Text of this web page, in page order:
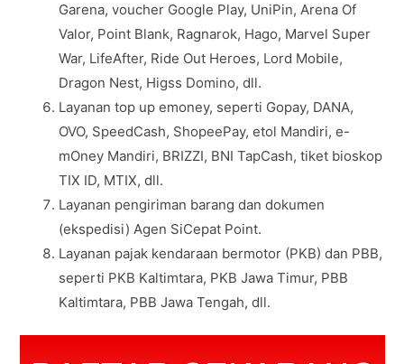
Garena, voucher Google Play, UniPin, Arena Of
Valor, Point Blank, Ragnarok, Hago, Marvel Super
War, LifeAfter, Ride Out Heroes, Lord Mobile,
Dragon Nest, Higss Domino, dll.
Layanan top up emoney, seperti Gopay, DANA,
OVO, SpeedCash, ShopeePay, etol Mandiri, e-
mOney Mandiri, BRIZZI, BNI TapCash, tiket bioskop
TIX ID, MTIX, dll.
Layanan pengiriman barang dan dokumen
(ekspedisi) Agen SiCepat Point.
Layanan pajak kendaraan bermotor (PKB) dan PBB,
seperti PKB Kaltimtara, PKB Jawa Timur, PBB
Kaltimtara, PBB Jawa Tengah, dll.